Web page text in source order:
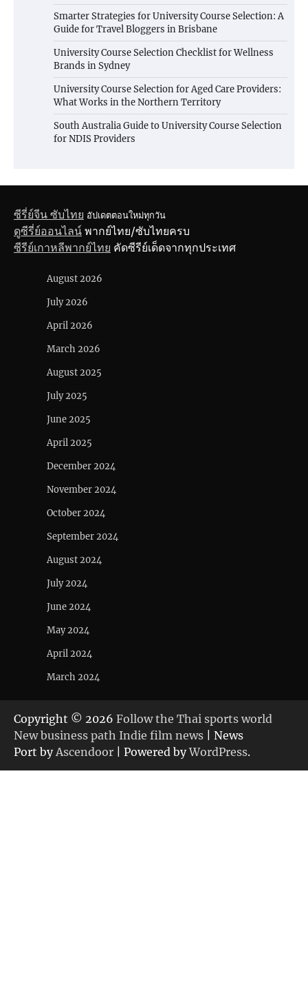
Smarter Strategies for University Course Selection: A
Guide for Travel Bloggers in Brisbane
University Course Selection Checklist for Wellness
Brands in Sydney
University Course Selection for Aged Care Providers:
What Works in the Northern Territory
South Australia Guide to University Course Selection
for NDIS Providers
ซีรี่ย์จีน ซับไทย อัปเดตตอนใหม่ทุกวัน
ดูซีรี่ย์ออนไลน์ พากย์ไทย/ซับไทยครบ
ซีรีย์เกาหลีพากย์ไทย คัดซีรีย์เด็ดจากทุกประเทศ
August 2026
July 2026
April 2026
March 2026
August 2025
July 2025
June 2025
April 2025
December 2024
November 2024
October 2024
September 2024
August 2024
July 2024
June 2024
May 2024
April 2024
March 2024
Copyright © 2026 Follow the Thai sports world
New business path Indie film news | News
Port byAscendoor | Powered byWordPress.